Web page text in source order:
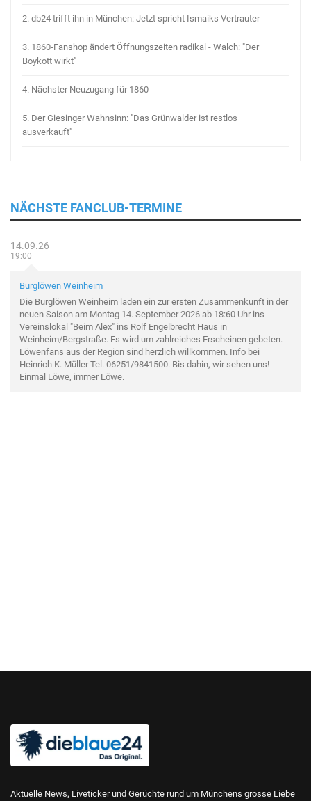
2. db24 trifft ihn in München: Jetzt spricht Ismaiks Vertrauter
3. 1860-Fanshop ändert Öffnungszeiten radikal - Walch: "Der
Boykott wirkt"
4. Nächster Neuzugang für 1860
5. Der Giesinger Wahnsinn: "Das Grünwalder ist restlos
ausverkauft"
NÄCHSTE FANCLUB-TERMINE
14.09.26
19:00
Burglöwen Weinheim
Die Burglöwen Weinheim laden ein zur ersten Zusammenkunft in der
neuen Saison am Montag 14. September 2026 ab 18:60 Uhr ins
Vereinslokal "Beim Alex" ins Rolf Engelbrecht Haus in
Weinheim/Bergstraße. Es wird um zahlreiches Erscheinen gebeten.
Löwenfans aus der Region sind herzlich willkommen. Info bei
Heinrich K. Müller Tel. 06251/9841500. Bis dahin, wir sehen uns!
Einmal Löwe, immer Löwe.
Aktuelle News, Liveticker und Gerüchte rund um Münchens grosse Liebe